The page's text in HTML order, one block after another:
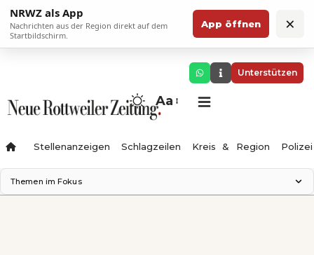
NRWZ als App
Nachrichten aus der Region direkt auf dem
Startbildschirm.
App öffnen ×
Unterstützen
Aa
Stellenanzeigen Schlagzeilen Kreis & Region Polizei
Themen im Fokus